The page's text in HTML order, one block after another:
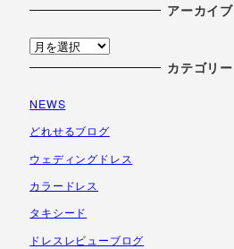
アーカイブ
ア
ー
イ
ブ
カテゴリー
NEWS
どれせるブログ
ウェディングドレス
カラードレス
タキシード
ドレスレビューブログ